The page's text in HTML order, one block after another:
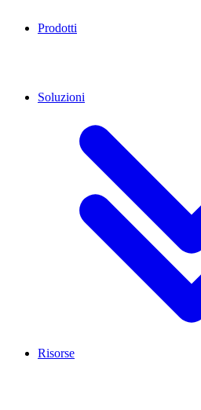
Prodotti
Risorse
Soluzioni